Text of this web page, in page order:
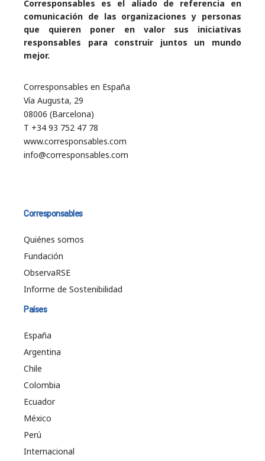
Corresponsables es el aliado de referencia en
comunicación de las organizaciones y personas
que quieren poner en valor sus iniciativas
responsables para construir juntos un mundo
mejor.
Corresponsables en España
Vía Augusta, 29
08006 (Barcelona)
T +34 93 752 47 78
www.corresponsables.com
info@corresponsables.com
Corresponsables
Quiénes somos
Fundación
ObservaRSE
Informe de Sostenibilidad
Países
España
Argentina
Chile
Colombia
Ecuador
México
Perú
Internacional